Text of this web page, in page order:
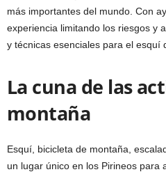
más importantes del mundo. Con
experiencia limitando los riesgos y
y técnicas esenciales para el esquí
La cuna de las
montaña
Esquí, bicicleta de montaña,
un lugar único en los Pirineos para